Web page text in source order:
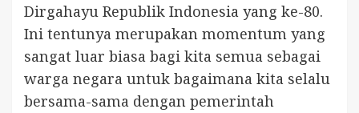
Dirgahayu Republik Indonesia yang ke-80.
Ini tentunya merupakan momentum yang
sangat luar biasa bagi kita semua sebagai
warga negara untuk bagaimana kita selalu
bersama-sama dengan pemerintah